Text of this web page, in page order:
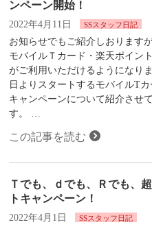
ンペーン開始！
2022年4月11日 SSスタッフ日記
お知らせでもご紹介しおります
モバイルＴカード・楽天ポイン
がご利用いただけるようになり
日よりスタートするモバイルT
キャンペーンについて紹介させ
す。 …
この記事を読む
Ｔでも、ｄでも、Ｒでも、
トキャンペーン！
2022年4月1日 SSスタッフ日記